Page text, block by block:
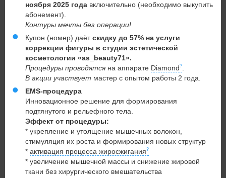
ноября 2025 года включительно (необходимо выкупить
абонемент).
Контуры мечты без операции!
Купон (номер) даётскидку до 57% на услуги
коррекции фигуры в студии эстетической
косметологии «as_beauty71».
Процедуры проводятся на аппарате Diamond .
В акции участвует мастер с опытом работы 2 года.
EMS-процедура
Инновационное решение для формирования
подтянутого и рельефного тела.
Эффект от процедуры:
* укрепление и утолщение мышечных волокон,
стимуляция их роста и формирования новых структур
* активация процесса жиросжигания
* увеличение мышечной массы и снижение жировой
ткани без хирургического вмешательства